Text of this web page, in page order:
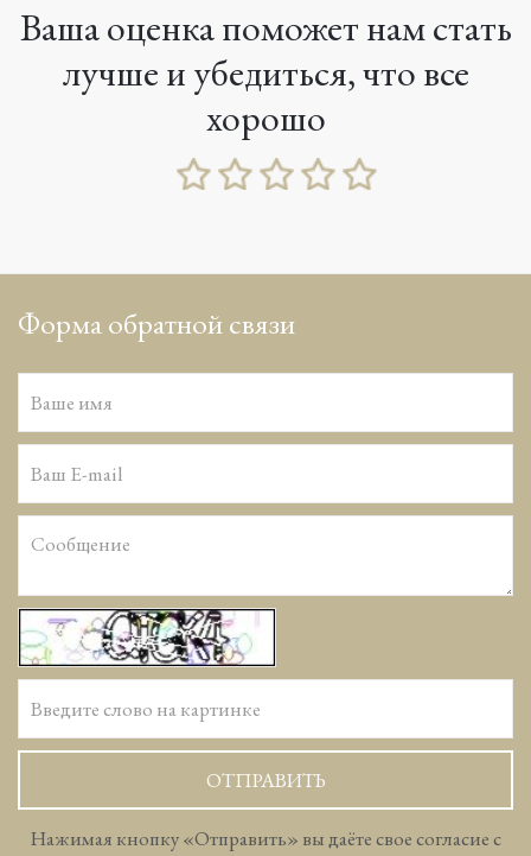
Ваша оценка поможет нам стать
лучше и убедиться, что все
хорошо
Форма обратной связи
Нажимая кнопку «Отправить» вы даёте свое согласие с